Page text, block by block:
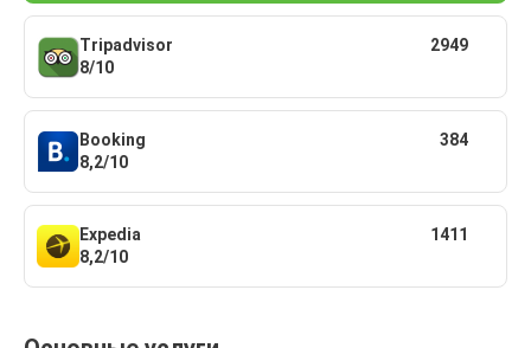
Tripadvisor
8/10
2949
Booking
8,2/10
384
Expedia
8,2/10
1411